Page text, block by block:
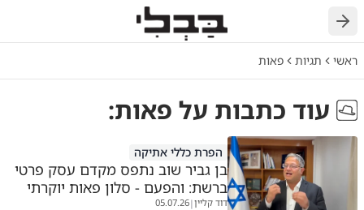
ראשי תגיות פאות
עוד כתבות על פאות:
הפרת כללי אתיקה
בן גביר שוב נתפס מקדם עסק פרטי
ברשת: והפעם - סלון פאות יוקרתי
דוד קליין|
05.07.26